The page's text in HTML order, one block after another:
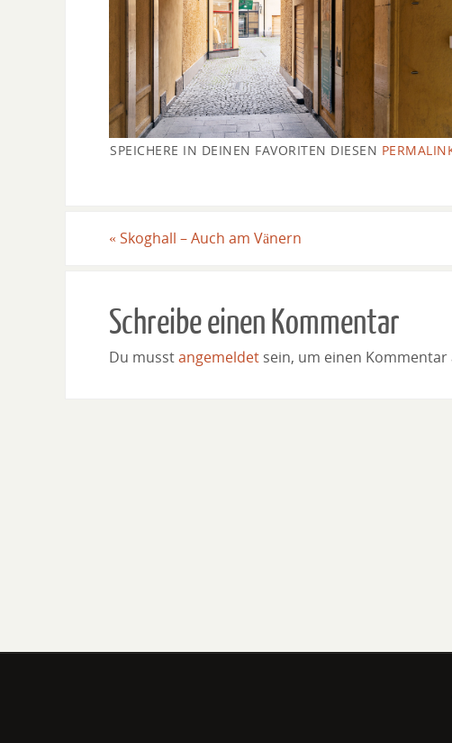
SPEICHERE IN DEINEN FAVORITEN DIESEN
« Skoghall – Auch am Vänern
Schreibe einen Kommentar
Du musstangemeldet sein, um einen Kommentar